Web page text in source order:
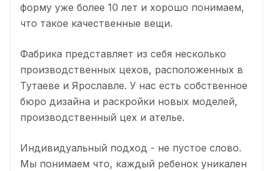
форму уже более 10 лет и хорошо понимаем,
что такое качественные вещи.
Фабрика представляет из себя несколько
производственных цехов, расположенных в
Тутаеве и Ярославле. У нас есть собственное
бюро дизайна и раскройки новых моделей,
производственный цех и ателье.
Индивидуальный подход - не пустое слово.
Мы понимаем что, каждый ребенок уникален